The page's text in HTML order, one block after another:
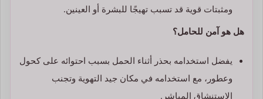
ومثبتات قوية قد تسبب تهيجًا للبشرة أو العينين.
هل هو آمن للحامل؟
يفضل استخدامه بحذر أثناء الحمل بسبب احتوائه على كحول
وعطور، مع استخدامه في مكان جيد التهوية وتجنب
الاستنشاق المباشر.